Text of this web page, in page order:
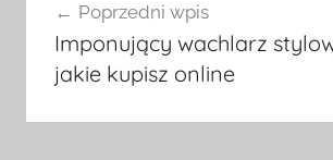
wpisuPoprzedni wpis
Imponujący wachlarz
jakie kupisz online